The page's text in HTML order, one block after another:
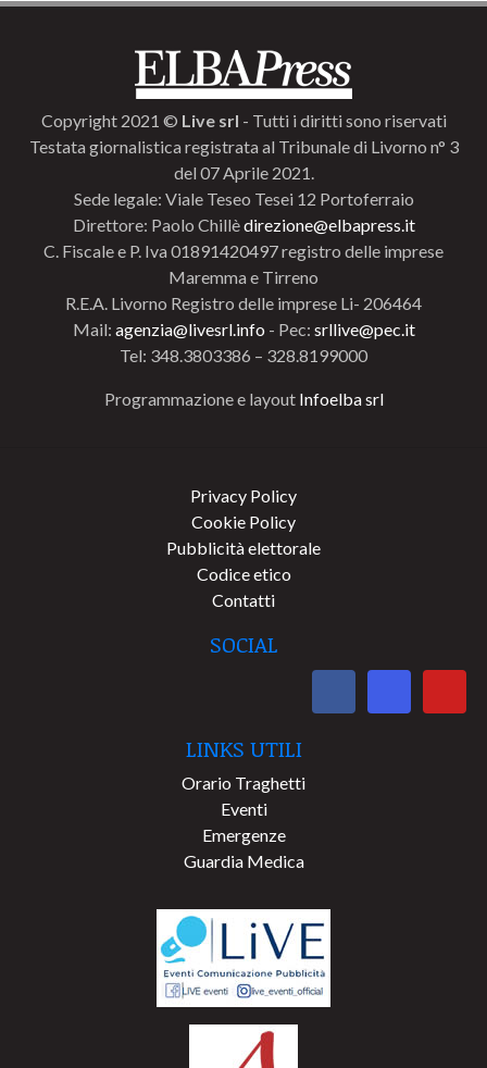
Copyright 2021 © Live srl - Tutti i diritti sono riservati
Testata giornalistica registrata al Tribunale di Livorno n° 3
del 07 Aprile 2021.
Sede legale: Viale Teseo Tesei 12 Portoferraio
Direttore: Paolo Chillèdirezione@elbapress.it
C. Fiscale e P. Iva 01891420497 registro delle imprese
Maremma e Tirreno
R.E.A. Livorno Registro delle imprese Li- 206464
Mail: agenzia@livesrl.info - Pec: srllive@pec.it
Tel: 348.3803386 – 328.8199000
Programmazione e layout Infoelba srl
Privacy Policy
Cookie Policy
Pubblicità elettorale
Codice etico
Contatti
SOCIAL
LINKS UTILI
Orario Traghetti
Eventi
Emergenze
Guardia Medica